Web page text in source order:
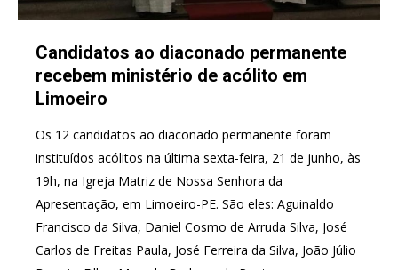
Candidatos ao diaconado permanente
recebem ministério de acólito em
Limoeiro
Os 12 candidatos ao diaconado permanente foram
instituídos acólitos na última sexta-feira, 21 de junho, às
19h, na Igreja Matriz de Nossa Senhora da
Apresentação, em Limoeiro-PE. São eles: Aguinaldo
Francisco da Silva, Daniel Cosmo de Arruda Silva, José
Carlos de Freitas Paula, José Ferreira da Silva, João Júlio